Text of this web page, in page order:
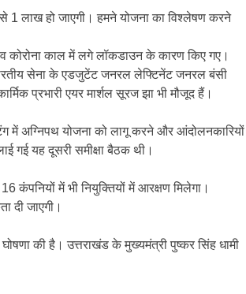
1 लाख हो जाएगी। हमने योजना का विश्लेषण करने
कोरोना काल में लगे लॉकडाउन के कारण किए गए।
सेना के एडजुटेंट जनरल लेफ्टिनेंट जनरल बंसी
प्रभारी एयर मार्शल सूरज झा भी मौजूद हैं।
में अग्निपथ योजना को लागू करने और आंदोलनकारियों
गई यह दूसरी समीक्षा बैठक थी।
कंपनियों में भी नियुक्तियों में आरक्षण मिलेगा।
दी जाएगी।
की है। उत्तराखंड के मुख्यमंत्री पुष्कर सिंह धामी